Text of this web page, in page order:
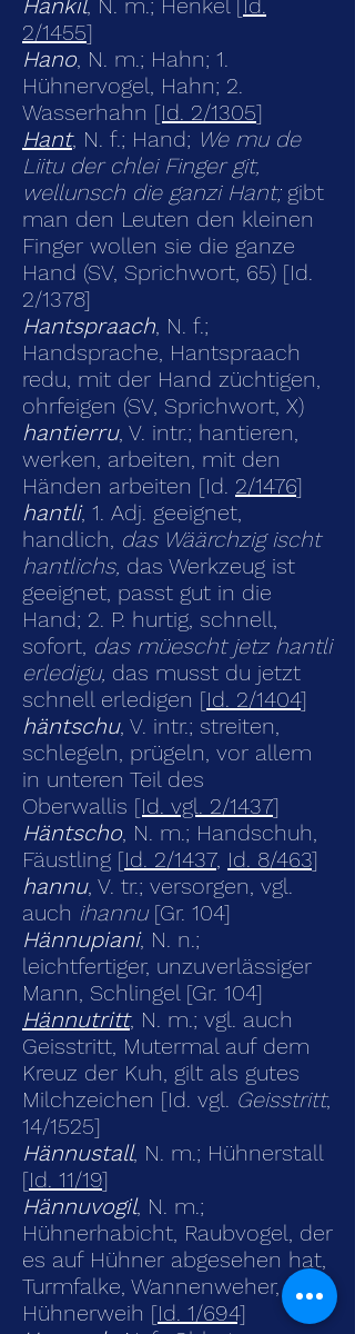
Hänkil, N. m.; Henkel [Id.
2/1455]
Hano, N. m.; Hahn; 1.
Hühnervogel, Hahn; 2.
Wasserhahn [Id. 2/1305]
Hant, N. f.; Hand; We mu de
Liitu der chlei Finger git,
wellunsch die ganzi Hant;gibt
man den Leuten den kleinen
Finger wollen sie die ganze
Hand (SV, Sprichwort, 65) [Id.
2/1378]
Hantspraach, N. f.;
Handsprache, Hantspraach
redu, mit der Hand züchtigen,
ohrfeigen (SV, Sprichwort, X)
hantierru, V. intr.; hantieren,
werken, arbeiten, mit den
Händen arbeiten [Id. 2/1476]
hantli, 1. Adj. geeignet,
handlich, das Wäärchzig ischt
hantlichs, das Werkzeug ist
geeignet, passt gut in die
Hand; 2. P. hurtig, schnell,
sofort, das müescht jetz hantli
erledigu, das musst du jetzt
schnell erledigen [Id. 2/1404]
häntschu, V. intr.; streiten,
schlegeln, prügeln, vor allem
in unteren Teil des
Oberwallis [Id. vgl. 2/1437]
Häntscho, N. m.; Handschuh,
Fäustling [Id. 2/1437, Id. 8/463]
hannu, V. tr.; versorgen, vgl.
auch ihannu [Gr. 104]
Hännupiani, N. n.;
leichtfertiger, unzuverlässiger
Mann, Schlingel [Gr. 104]
Hännutritt, N. m.; vgl. auch
Geisstritt, Mutermal auf dem
Kreuz der Kuh, gilt als gutes
Milchzeichen [Id. vgl. Geisstritt,
14/1525]
Hännustall, N. m.; Hühnerstall
[Id. 11/19]
Hännuvogil, N. m.;
Hühnerhabicht, Raubvogel, der
es auf Hühner abgesehen hat,
Turmfalke, Wannenweher,
Hühnerweih [Id. 1/694]